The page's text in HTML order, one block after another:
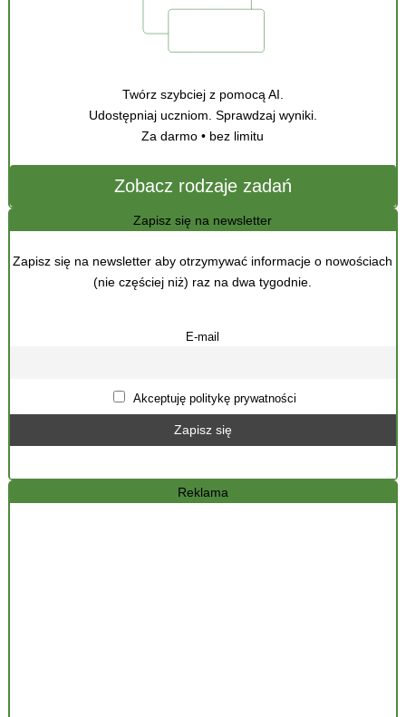
Twórz szybciej z pomocą AI.
Udostępniaj uczniom. Sprawdzaj wyniki.
Za darmo • bez limitu
Zobacz rodzaje zadań
Zapisz się na newsletter
Zapisz się na newsletter aby otrzymywać informacje o nowościach
(nie częściej niż) raz na dwa tygodnie.
E-mail
Akceptuję politykę prywatności
Reklama